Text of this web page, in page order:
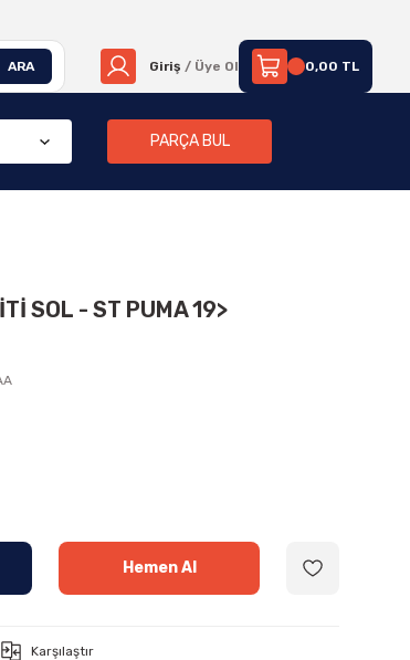
ARA Giriş / Üye Ol 0,00 TL
PARÇA BUL
SOL - ST PUMA 19>
Hemen Al
Karşılaştır